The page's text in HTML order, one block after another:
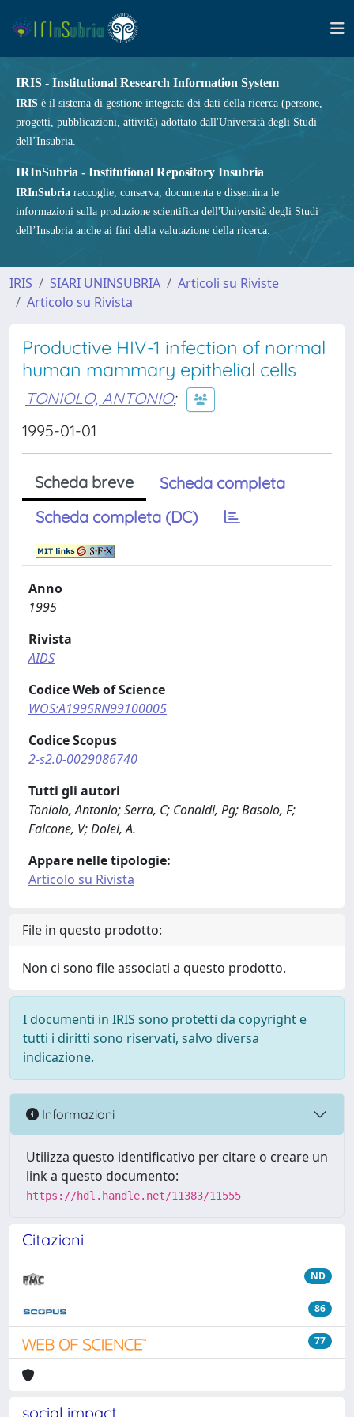
IRIS - Institutional Research Information System
IRIS è il sistema di gestione integrata dei dati della ricerca (persone,
progetti, pubblicazioni, attività) adottato dall'Università degli Studi
dell’Insubria.
IRInSubria - Institutional Repository Insubria
IRInSubria raccoglie, conserva, documenta e dissemina le
informazioni sulla produzione scientifica dell'Università degli Studi
dell’Insubria anche ai fini della valutazione della ricerca.
IRIS SIARI UNINSUBRIA
Articoli su Riviste
Articolo su Rivista
Productive HIV-1 infection of normal
human mammary epithelial cells
TONIOLO, ANTONIO;
1995-01-01
Scheda breve
Scheda completa
Scheda completa (DC)
Anno
1995
Rivista
AIDS
Codice Web of Science
WOS:A1995RN99100005
Codice Scopus
2-s2.0-0029086740
Tutti gli autori
Toniolo, Antonio; Serra, C; Conaldi, Pg; Basolo, F;
Falcone, V; Dolei, A.
Appare nelle tipologie:
Articolo su Rivista
File in questo prodotto:
Non ci sono file associati a questo prodotto.
I documenti in IRIS sono protetti da copyright e
tutti i diritti sono riservati, salvo diversa
indicazione.
Informazioni
Utilizza questo identificativo per citare o creare un
link a questo documento:
https://hdl.handle.net/11383/11555
Citazioni
ND
86
77
social impact